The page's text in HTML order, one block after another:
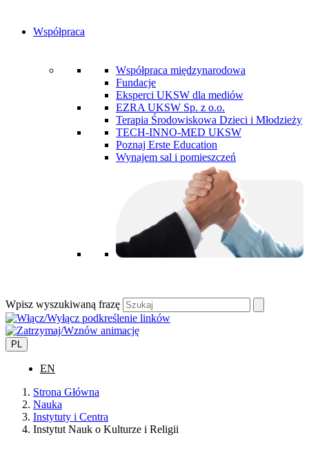
Współpraca
Współpraca międzynarodowa
Fundacje
Eksperci UKSW dla mediów
EZRA UKSW Sp. z o.o.
Terapia Środowiskowa Dzieci i Młodzieży
TECH-INNO-MED UKSW
Poznaj Erste Education
Wynajem sal i pomieszczeń
Wpisz wyszukiwaną frazę
PL
EN
Strona Główna
Nauka
Instytuty i Centra
Instytut Nauk o Kulturze i Religii